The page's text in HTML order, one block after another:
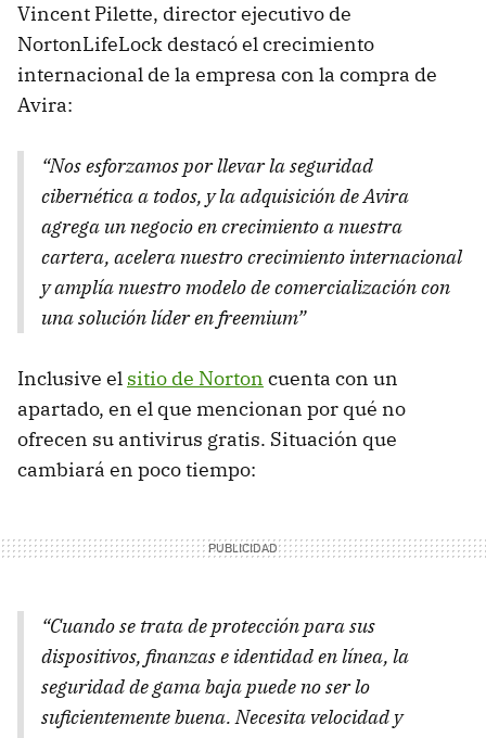
Vincent Pilette, director ejecutivo de
NortonLifeLock destacó el crecimiento
internacional de la empresa con la compra de
Avira:
“Nos esforzamos por llevar la seguridad
cibernética a todos, y la adquisición de Avira
agrega un negocio en crecimiento a nuestra
cartera, acelera nuestro crecimiento internacional
y amplía nuestro modelo de comercialización con
una solución líder en freemium”
Inclusive el sitio de Norton cuenta con un
apartado, en el que mencionan por qué no
ofrecen su antivirus gratis. Situación que
cambiará en poco tiempo:
“Cuando se trata de protección para sus
dispositivos, finanzas e identidad en línea, la
seguridad de gama baja puede no ser lo
suficientemente buena. Necesita velocidad y